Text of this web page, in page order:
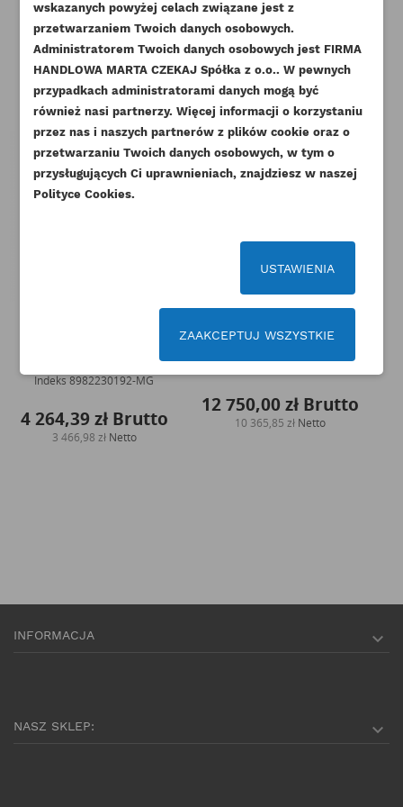
DODAJ DO LISTY ŻYCZEŃ
add_circle_outline Stwórz nową listę życzeń
NAZWA LISTY ŻYCZEŃ
Anuluj Utwórz listę życzeń
Musisz być zalogowany by zapisać produkty na
swojej liście życzeń.
Anuluj Zaloguj się
Pozostałe produkty w tej kategorii:
Indeks 8982230192-MG
4 264,39 złBrutto
3 466,98 zł Netto
CAT GŁOWICA 3054 ORYGINAŁ
Indeks163-9254-ORG
12 750,00 zł Brutto
10 365,85 zł Netto
INFORMACJA 
NASZ SKLEP: 
wskazanych powyżej celach związane jest z
przetwarzaniem Twoich danych osobowych.
Administratorem Twoich danych osobowych jest FIRMA
HANDLOWA MARTA CZEKAJ Spółka z o.o.. W pewnych
przypadkach administratorami danych mogą być
również nasi partnerzy. Więcej informacji o korzystaniu
przez nas i naszych partnerów z plików cookie oraz o
przetwarzaniu Twoich danych osobowych, w tym o
przysługujących Ci uprawnieniach, znajdziesz w naszej
Polityce Cookies.
USTAWIENIA
ZAAKCEPTUJ WSZYSTKIE